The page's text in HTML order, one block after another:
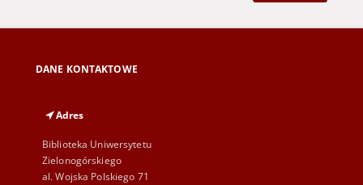
DANE KONTAKTOWE
Adres
Biblioteka Uniwersytetu
Zielonogórskiego
al. Wojska Polskiego 71